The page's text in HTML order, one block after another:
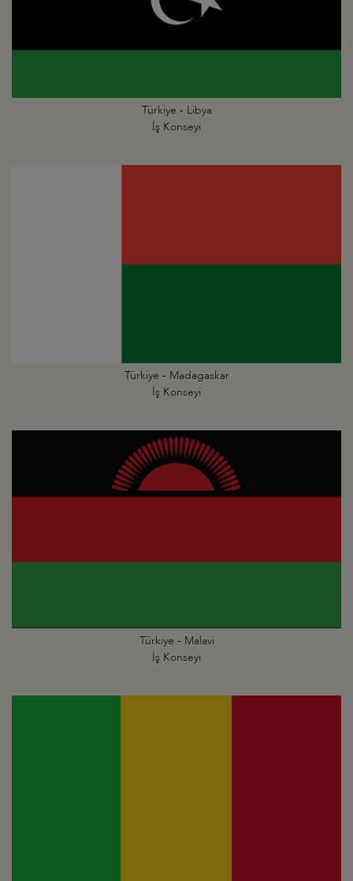
Türkiye - Libya
İş Konseyi
Türkiye - Madagaskar
İş Konseyi
Türkiye - Malavi
İş Konseyi